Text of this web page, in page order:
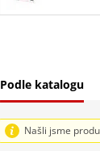
Podle katalogu
Našli jsme